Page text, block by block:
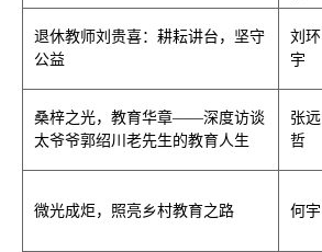
退休教师刘贵喜：耕耘讲台，坚守
公益
刘环
宇
桑梓之光，教育华章——深度访谈
太爷爷郭绍川老先生的教育人生
张远
哲
微光成炬，照亮乡村教育之路 何宇